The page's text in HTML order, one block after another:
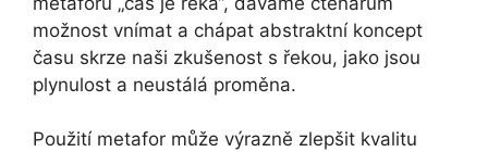
možnost vnímat a chápat abstraktní koncept
času skrze naši zkušenost s řekou, jako jsou
plynulost a neustálá proměna.
Použití metafor může výrazně zlepšit kvalitu